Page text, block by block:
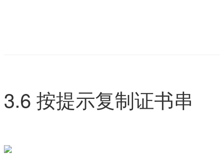
3.6 按提示复制证书串